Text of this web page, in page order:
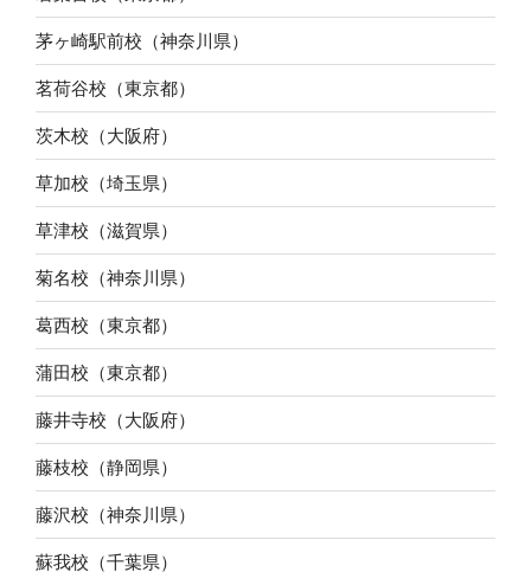
茅ヶ崎駅前校（神奈川県）
茗荷谷校（東京都）
茨木校（大阪府）
草加校（埼玉県）
草津校（滋賀県）
菊名校（神奈川県）
葛西校（東京都）
蒲田校（東京都）
藤井寺校（大阪府）
藤枝校（静岡県）
藤沢校（神奈川県）
蘇我校（千葉県）